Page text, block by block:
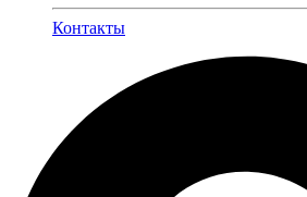
Контакты